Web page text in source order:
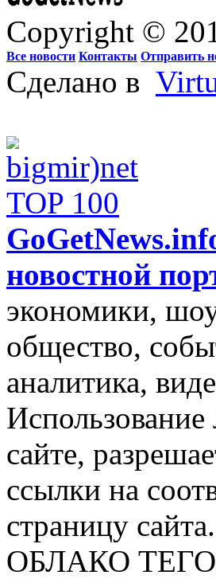
Copyright ©
Все новости Контакты Отправить
Сделано в
новостной
экономики,
общество,
аналитика,
сайте,
ссылки на
страницу сайта.
ОБЛАКО